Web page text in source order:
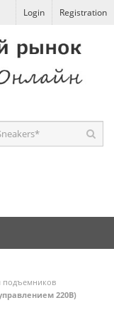
Login Registration
подъемников
220В)